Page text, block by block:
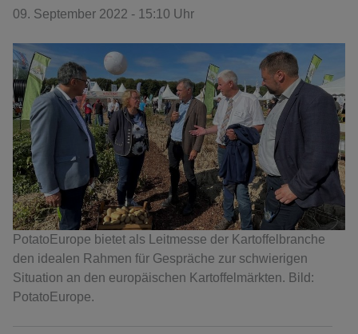
09. September 2022 - 15:10 Uhr
PotatoEurope bietet als Leitmesse der Kartoffelbranche
den idealen Rahmen für Gespräche zur schwierigen
Situation an den europäischen Kartoffelmärkten. Bild:
PotatoEurope.